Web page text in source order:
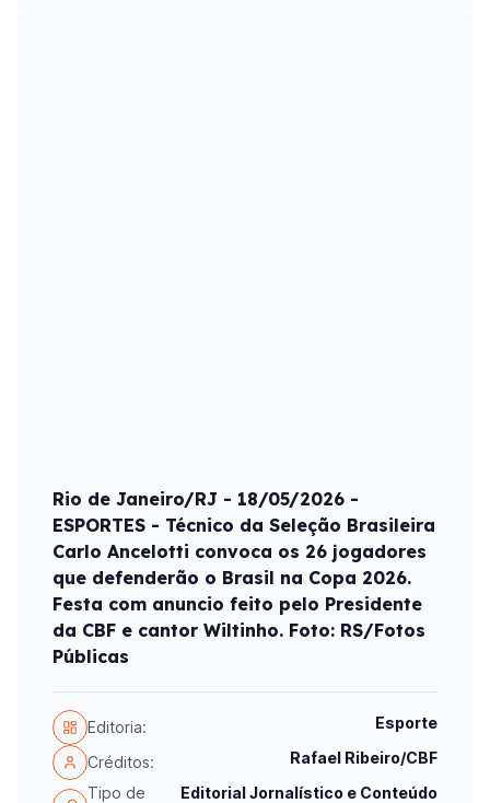
Rio de Janeiro/RJ - 18/05/2026 -
ESPORTES - Técnico da Seleção Brasileira
Carlo Ancelotti convoca os 26 jogadores
que defenderão o Brasil na Copa 2026.
Festa com anuncio feito pelo Presidente
da CBF e cantor Wiltinho. Foto: RS/Fotos
Públicas
Editoria: Esporte
Créditos:
Rafael Ribeiro/CBF
Tipo de
Editorial Jornalístico e Conteúdo